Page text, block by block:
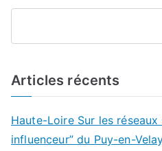
Articles récents
Haute-Loire Sur les réseaux
influenceur” du Puy-en-